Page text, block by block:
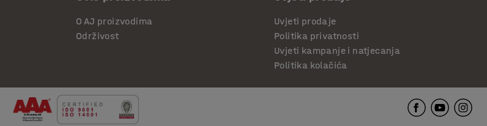
O AJ proizvodima
Održivost
Uvjeti prodaje
Politika privatnosti
Uvjeti kampanje i natjecanja
Politika kolačića